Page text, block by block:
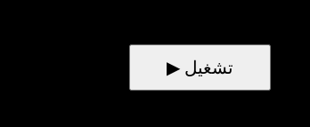
▶ تشغيل